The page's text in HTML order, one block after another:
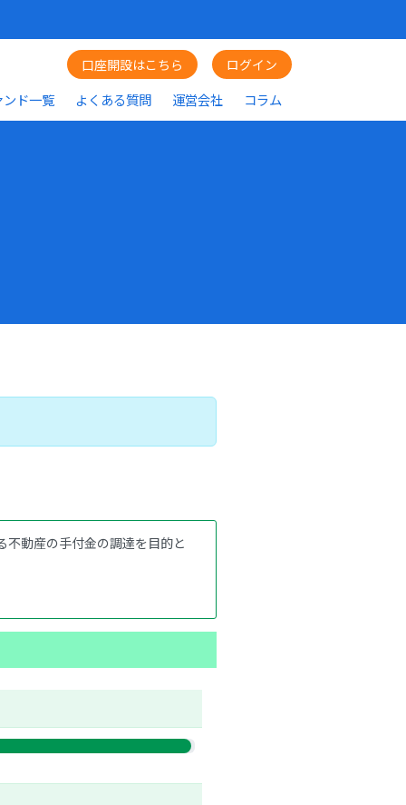
口座開設はこちら ログイン
ンド一覧 よくある質問 運営会社 コラム
不動産の手付金の調達を目的と